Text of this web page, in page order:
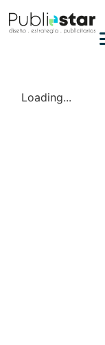
Loading...